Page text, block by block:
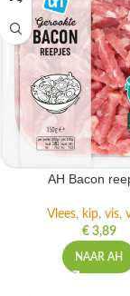
AH Bacon
Vlees, kip, vis,
€3,89
NAAR AH